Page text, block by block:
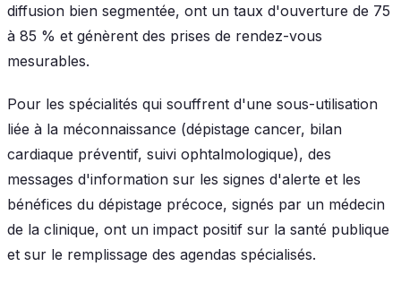
diffusion bien segmentée, ont un taux d'ouverture de 75
à 85 % et génèrent des prises de rendez-vous
mesurables.
Pour les spécialités qui souffrent d'une sous-utilisation
liée à la méconnaissance (dépistage cancer, bilan
cardiaque préventif, suivi ophtalmologique), des
messages d'information sur les signes d'alerte et les
bénéfices du dépistage précoce, signés par un médecin
de la clinique, ont un impact positif sur la santé publique
et sur le remplissage des agendas spécialisés.